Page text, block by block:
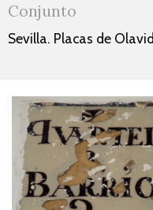
Conjunto
Sevilla. Placas de